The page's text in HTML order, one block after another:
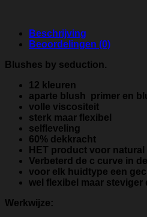
Beschrijving
Beoordelingen (0)
Blushes by seduction.
12 kleuren
aparte blush primer en
volle viscositeit
sterk maar flexibel
selfleveling
60% dekkracht
HET product voor
Verbeterd de c curve in
voor elk huidtype een
wel flexibel maar steviger
Werkwijze: